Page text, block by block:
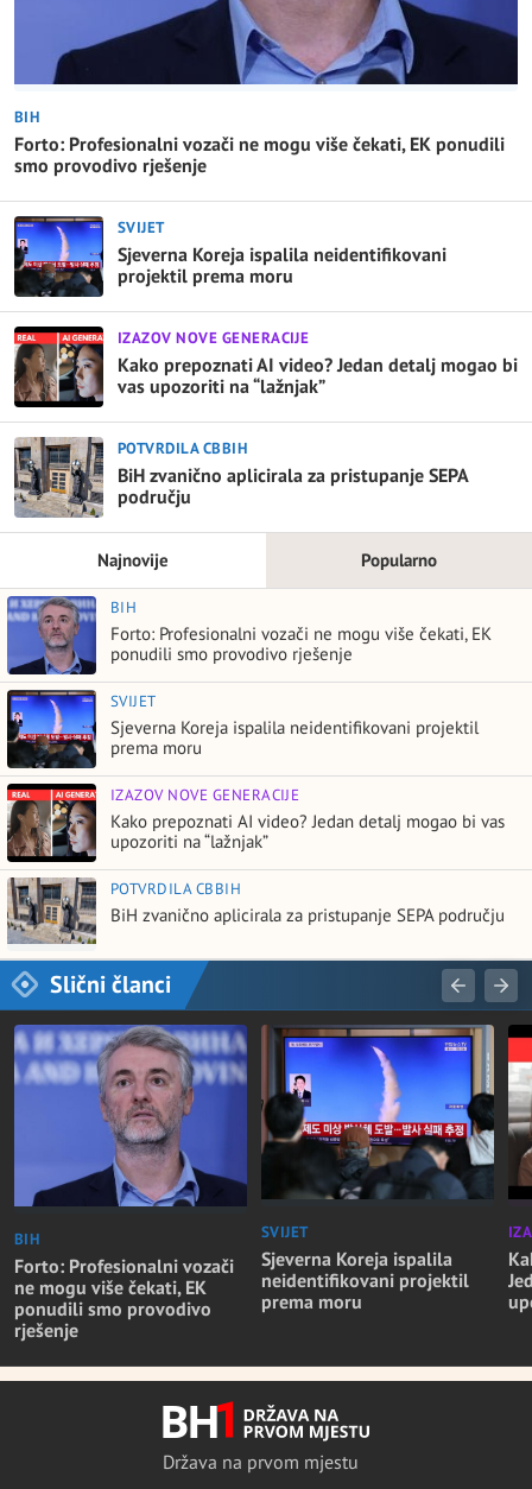
BIH
Forto: Profesionalni vozači ne mogu više čekati, EK ponudili
smo provodivo rješenje
SVIJET
Sjeverna Koreja ispalila neidentifikovani
projektil prema moru
IZAZOV NOVE GENERACIJE
Kako prepoznati AI video? Jedan detalj mogao bi
vas upozoriti na “lažnjak”
POTVRDILA CBBIH
BiH zvanično aplicirala za pristupanje SEPA
području
Najnovije Popularno
BIH
Forto: Profesionalni vozači ne mogu više čekati, EK
ponudili smo provodivo rješenje
SVIJET
Sjeverna Koreja ispalila neidentifikovani projektil
prema moru
IZAZOV NOVE GENERACIJE
Kako prepoznati AI video? Jedan detalj mogao bi vas
upozoriti na “lažnjak”
POTVRDILA CBBIH
BiH zvanično aplicirala za pristupanje SEPA području
Slični članci
BIH
Forto: Profesionalni vozači
ne mogu više čekati, EK
ponudili smo provodivo
rješenje
SVIJET
Sjeverna Koreja ispalila
neidentifikovani projektil
prema moru
Država na prvom mjestu